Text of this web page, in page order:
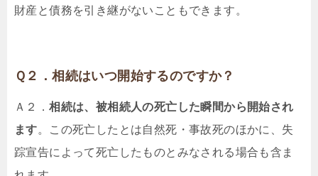
財産と債務を引き継がないこともできます。
Ｑ２．相続はいつ開始するのですか？
Ａ２．相続は、被相続人の死亡した瞬間から開始され
ます。この死亡したとは自然死・事故死のほかに、失
踪宣告によって死亡したものとみなされる場合も含ま